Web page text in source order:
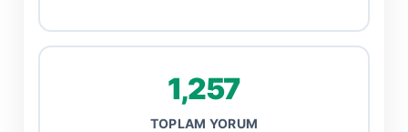
1,257
TOPLAM YORUM